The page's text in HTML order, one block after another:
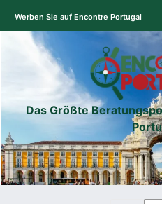
Werben Sie auf Encontre Portugal
Das Größte